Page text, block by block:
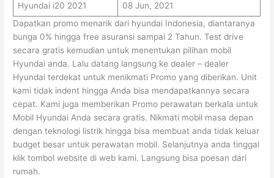
Hyundai i20 2021
08 Jun, 2021
Dapatkan promo menarik dari hyundai Indonesia, diantaranya
bunga 0% hingga free asuransi sampai 2 Tahun. Test drive
secara gratis kemudian untuk menentukan pilihan mobil
Hyundai anda. Lalu datang langsung ke dealer – dealer
Hyundai terdekat untuk menikmati Promo yang diberikan. Unit
kami tidak indent hingga Anda bisa mendapatkannya secara
cepat. Kami juga memberikan Promo perawatan berkala untuk
Mobil Hyundai Anda secara gratis. Nikmati mobil masa depan
dengan teknologi listrik hingga bisa membuat anda tidak keluar
budget besar untuk perawatan mobil. Selanjutnya anda tinggal
klik tombol website di web kami. Langsung bisa poesan dari
rumah.